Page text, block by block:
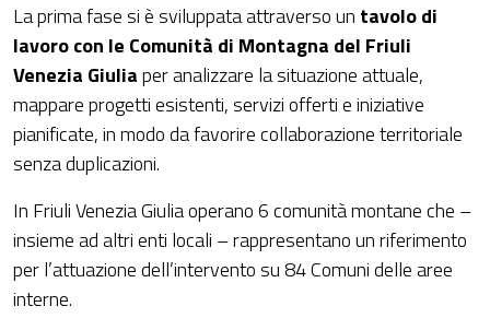
La prima fase si è sviluppata attraverso un tavolo di
lavoro con le Comunità di Montagna del Friuli
Venezia Giuliaper analizzare la situazione attuale,
mappare progetti esistenti, servizi offerti e iniziative
pianificate, in modo da favorire collaborazione territoriale
senza duplicazioni.
In Friuli Venezia Giulia operano 6 comunità montane che –
insieme ad altri enti locali – rappresentano un riferimento
per l’attuazione dell’intervento su 84 Comuni delle aree
interne.